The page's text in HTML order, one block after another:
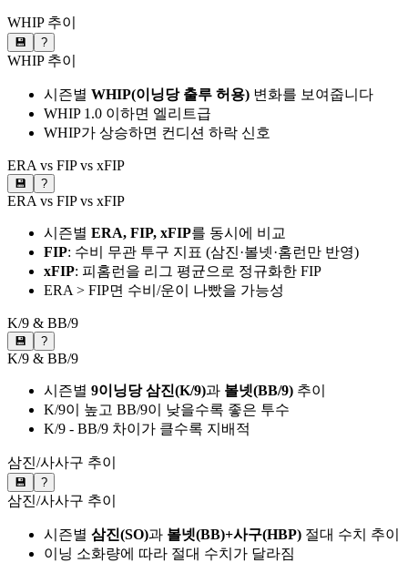
WHIP 추이
💾 ?
WHIP 추이
시즌별 WHIP(이닝당 출루 허용) 변화를 보여줍니다
WHIP 1.0 이하면 엘리트급
WHIP가 상승하면 컨디션 하락 신호
ERA vs FIP vs xFIP
💾 ?
ERA vs FIP vs xFIP
시즌별 ERA, FIP, xFIP를 동시에 비교
FIP: 수비 무관 투구 지표 (삼진·볼넷·홈런만 반영)
xFIP: 피홈런을 리그 평균으로 정규화한 FIP
ERA > FIP면 수비/운이 나빴을 가능성
K/9 & BB/9
💾 ?
K/9 & BB/9
시즌별 9이닝당 삼진(K/9)과 볼넷(BB/9) 추이
K/9이 높고 BB/9이 낮을수록 좋은 투수
K/9 - BB/9 차이가 클수록 지배적
삼진/사사구 추이
💾 ?
삼진/사사구 추이
시즌별 삼진(SO)과 볼넷(BB)+사구(HBP) 절대 수치 추이
이닝 소화량에 따라 절대 수치가 달라짐